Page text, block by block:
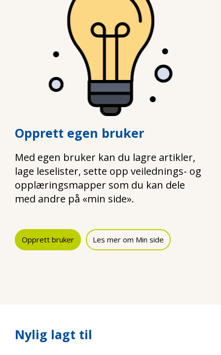
Opprett egen bruker
Med egen bruker kan du lagre artikler,
lage leselister, sette opp veilednings- og
opplæringsmapper som du kan dele
med andre på «min side».
Opprett bruker Les mer om Min side
Nylig lagt til